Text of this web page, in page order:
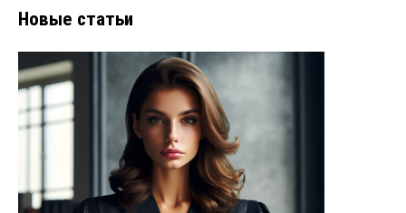
Новые статьи